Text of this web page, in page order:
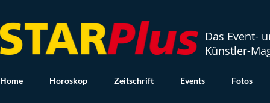
Das Event-
Künstler-
Home Horoskop Zeitschrift Events Fotos